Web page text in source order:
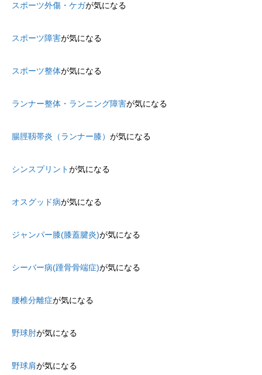
スポーツ外傷・ケガが気になる
スポーツ障害が気になる
スポーツ整体が気になる
ランナー整体・ランニング障害が気になる
腸脛靱帯炎（ランナー膝） が気になる
シンスプリントが気になる
オスグッド病が気になる
ジャンパー膝(膝蓋腱炎)が気になる
シーバー病(踵骨骨端症)が気になる
腰椎分離症が気になる
野球肘が気になる
野球肩が気になる